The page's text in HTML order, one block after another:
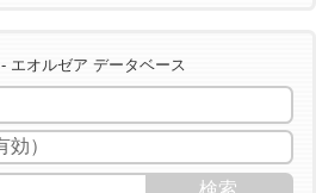
- エオルゼア データベース